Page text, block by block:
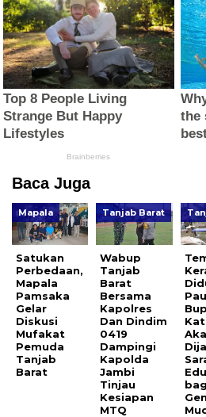
Baca Juga
Mapala
Satukan
Perbedaan,
Mapala
Pamsaka
Gelar
Diskusi
Mufakat
Pemuda
Tanjab
Barat
Tanjab Barat
Wabup
Tanjab
Barat
Bersama
Kapolres
Dan Dindim
0419
Dampingi
Kapolda
Jambi
Tinjau
Kesiapan
MTQ